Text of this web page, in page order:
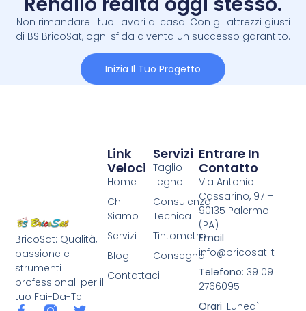
Non rimandare i tuoi lavori di casa. Con gli attrezzi giusti
di BS BricoSat, ogni sfida diventa un successo garantito.
Inizia Il Tuo Progetto
BricoSat: Qualità,
passione e
strumenti
professionali per il
tuo Fai-Da-Te
Servizi
Taglio
Legno
Consulenza
Tecnica
Tintometro
Consegna
Link
Veloci
Home
Chi
Siamo
Servizi
Blog
Contattaci
Entrare In
Contatto
Via Antonio
Cassarino, 97 –
90135 Palermo
(PA)
Email:
info@bricosat.it
Telefono: 39 091
2766095
Orari: Lunedì -